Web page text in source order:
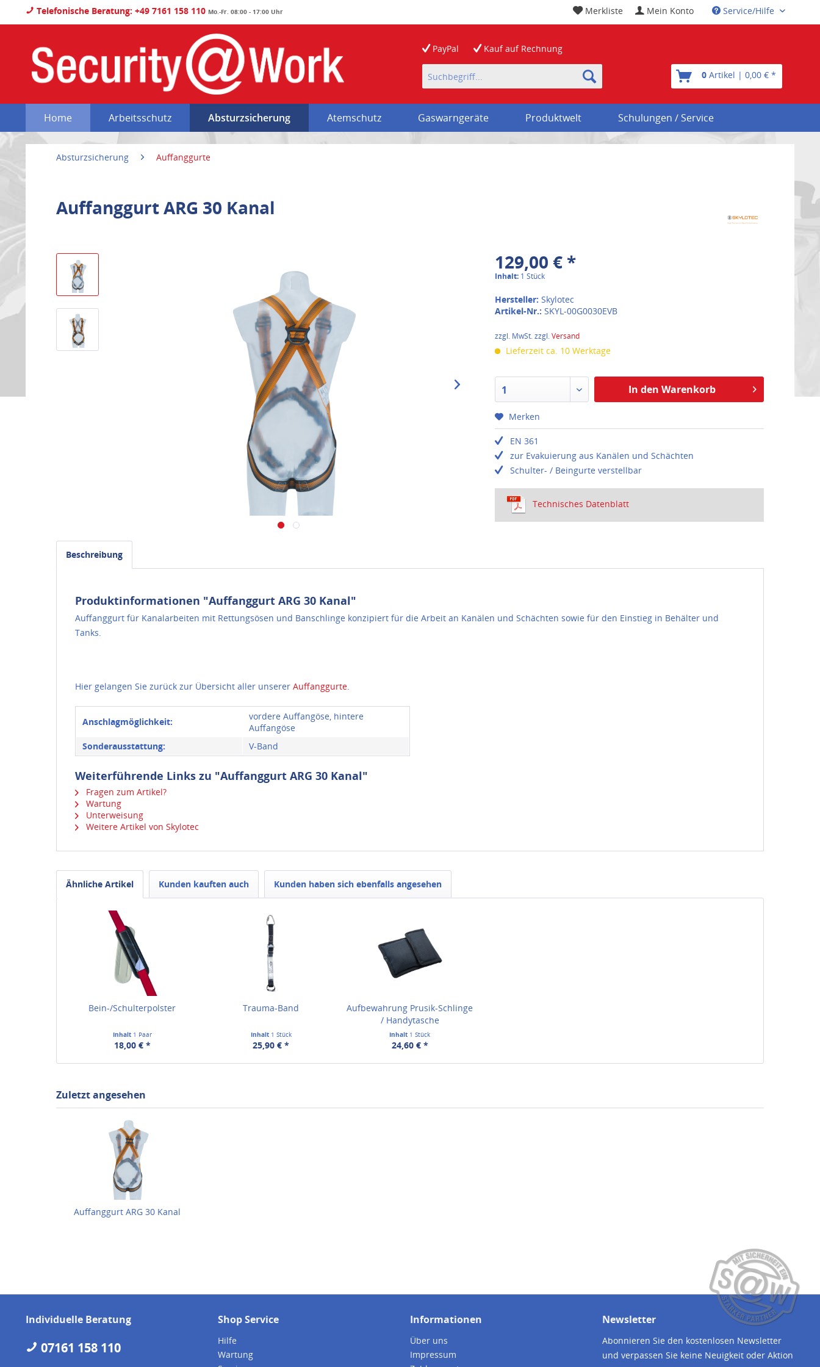
Telefonische Beratung: +49 7161 158 110 Mo.-Fr. 08:00 - 17:00 Uhr Service/Hilfe
Mein Konto
Merkliste
PayPal Kauf auf Rechnung
0 Artikel | 0,00 € *
Home Arbeitsschutz Absturzsicherung Atemschutz Gaswarngeräte Produktwelt Schulungen / Service
Absturzsicherung Auffanggurte
Auffanggurt ARG 30 Kanal
129,00 € *
Inhalt: 1 Stück
Hersteller: Skylotec
Artikel-Nr.: SKYL-00G0030EVB
zzgl. MwSt. zzgl.Versand
Lieferzeit ca. 10 Werktage
1 In den Warenkorb
Merken
EN 361
zur Evakuierung aus Kanälen und Schächten
Schulter- / Beingurte verstellbar
Technisches Datenblatt
Beschreibung
Produktinformationen "Auffanggurt ARG 30 Kanal"
Auffanggurt für Kanalarbeiten mit Rettungsösen und Banschlinge konzipiert für die Arbeit an Kanälen und Schächten sowie für den Einstieg in Behälter und
Tanks.
Hier gelangen Sie zurück zur Übersicht aller unserer Auffanggurte.
Anschlagmöglichkeit:
vordere Auffangöse, hintere
Auffangöse
Sonderausstattung:
V-Band
Weiterführende Links zu "Auffanggurt ARG 30 Kanal"
Fragen zum Artikel?
Wartung
Unterweisung
Weitere Artikel von Skylotec
Ähnliche Artikel Kunden kauften auch Kunden haben sich ebenfalls angesehen
Bein-/Schulterpolster
Inhalt 1 Paar
18,00 € *
Trauma-Band
Inhalt 1 Stück
25,90 € *
Aufbewahrung Prusik-Schlinge
/ Handytasche
Inhalt 1 Stück
24,60 € *
Zuletzt angesehen
Auffanggurt ARG 30 Kanal
Individuelle Beratung
07161 158 110
Shop Service
Hilfe
Wartung
Informationen
Über uns
Impressum
Newsletter
Abonnieren Sie den kostenlosen Newsletter
und verpassen Sie keine Neuigkeit oder Aktion